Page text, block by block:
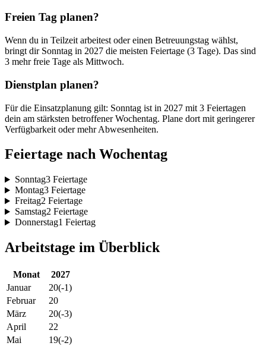
Freien Tag planen?
Wenn du in Teilzeit arbeitest oder einen Betreuungstag wählst,
bringt dir Sonntag in 2027 die meisten Feiertage (3 Tage). Das sind
3 mehr freie Tage als Mittwoch.
Dienstplan planen?
Für die Einsatzplanung gilt: Sonntag ist in 2027 mit 3 Feiertagen
dein am stärksten betroffener Wochentag. Plane dort mit geringerer
Verfügbarkeit oder mehr Abwesenheiten.
Feiertage nach Wochentag
Sonntag3 Feiertage
Montag3 Feiertage
Freitag2 Feiertage
Samstag2 Feiertage
Donnerstag1 Feiertag
Arbeitstage im Überblick
Monat
2027
Januar
20(-1)
Februar
20
März
20(-3)
April
22
Mai
19(-2)